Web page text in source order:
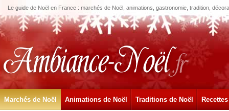
Le guide de Noël en France : marchés de Noël, animations, gastronomie, tradition,
Marchés de Noël Animations de Noël Traditions de Noël